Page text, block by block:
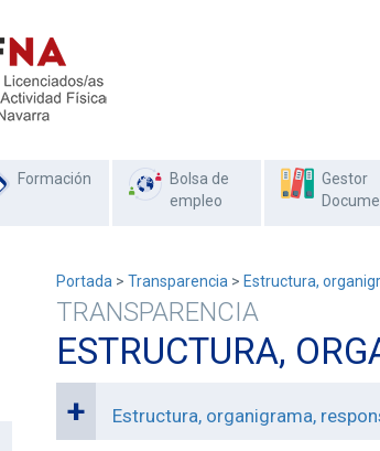
Formación
Bolsa de
empleo
Gestor
Portada > Transparencia > Estructura,
TRANSPARENCIA
ESTRUCTURA,
Estructura, organigrama,